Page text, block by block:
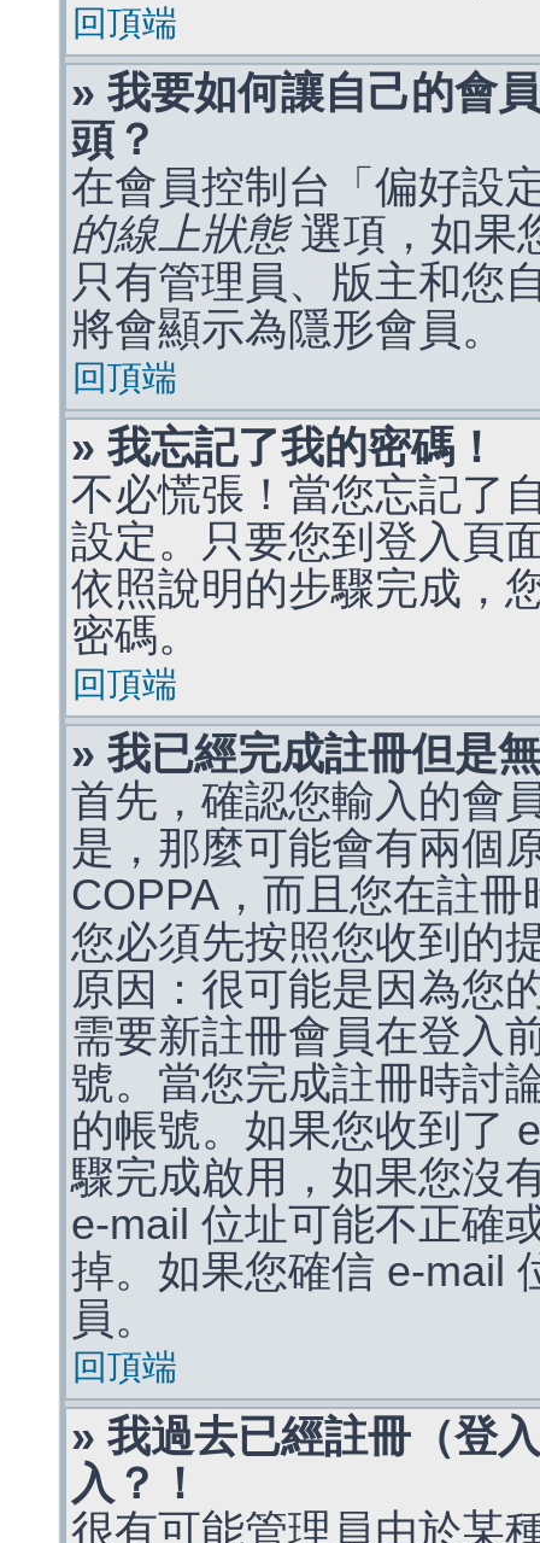
回頂端
» 我要如何讓自己的會
頭？
在會員控制台「偏好設
的線上狀態選項，如果
只有管理員、版主和您
將會顯示為隱形會員。
回頂端
» 我忘記了我的密碼！
不必慌張！當您忘記了
設定。只要您到登入頁
依照說明的步驟完成，
密碼。
回頂端
» 我已經完成註冊但是
首先，確認您輸入的會
是，那麼可能會有兩個
COPPA，而且您在註
您必須先按照您收到的
原因：很可能是因為您
需要新註冊會員在登入
號。當您完成註冊時討
的帳號。如果您收到了
驟完成啟用，如果您沒
e-mail 位址可能不正確
掉。如果您確信 e-mail
員。
回頂端
» 我過去已經註冊（登
入？！
很有可能管理員由於某